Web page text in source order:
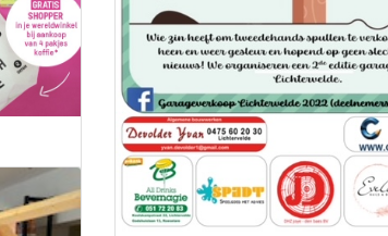
meer